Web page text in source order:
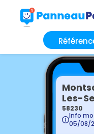
Les-
58230
Info
05/08/